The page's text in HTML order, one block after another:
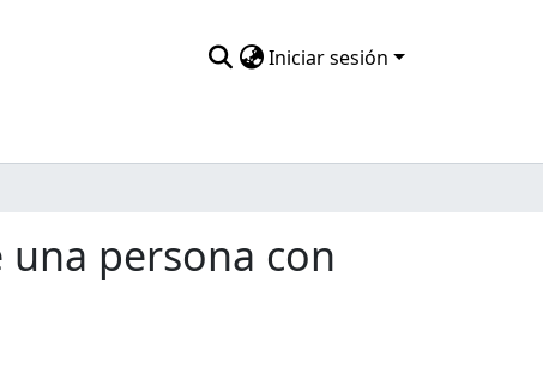
Iniciar sesión
persona con